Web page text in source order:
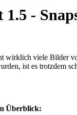
-
wirklich viele Bilder
ist es trotzdem
Überblick: